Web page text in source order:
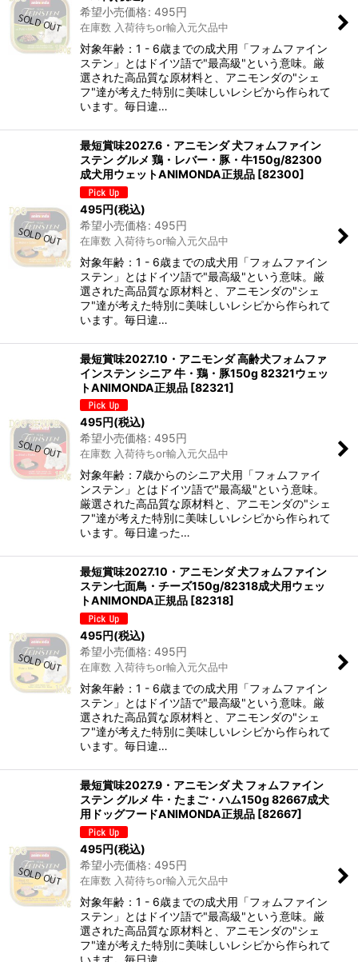
希望小売価格: 495円
在庫数 入荷待ちor輸入元欠品中
対象年齢：1 - 6歳までの成犬用「フォムファイン
ステン」とはドイツ語で"最高級"という意味。厳
選された高品質な原材料と、アニモンダの"シェ
フ"達が考えた特別に美味しいレシピから作られて
います。毎日違…
最短賞味2027.6・アニモンダ 犬フォムファイン
ステン グルメ 鶏・レバー・豚・牛150g/82300
成犬用ウェットANIMONDA正規品 [82300]
495円(税込)
希望小売価格: 495円
在庫数 入荷待ちor輸入元欠品中
対象年齢：1 - 6歳までの成犬用「フォムファイン
ステン」とはドイツ語で"最高級"という意味。厳
選された高品質な原材料と、アニモンダの"シェ
フ"達が考えた特別に美味しいレシピから作られて
います。毎日違…
最短賞味2027.10・アニモンダ 高齢犬フォムファ
インステン シニア 牛・鶏・豚150g 82321ウェッ
トANIMONDA正規品 [82321]
495円(税込)
希望小売価格: 495円
在庫数 入荷待ちor輸入元欠品中
対象年齢：7歳からのシニア犬用「フォムファイ
ンステン」とはドイツ語で"最高級"という意味。
厳選された高品質な原材料と、アニモンダの"シェ
フ"達が考えた特別に美味しいレシピから作られて
います。毎日違った…
最短賞味2027.10・アニモンダ 犬フォムファイン
ステン七面鳥・チーズ150g/82318成犬用ウェッ
トANIMONDA正規品 [82318]
495円(税込)
希望小売価格: 495円
在庫数 入荷待ちor輸入元欠品中
対象年齢：1 - 6歳までの成犬用「フォムファイン
ステン」とはドイツ語で"最高級"という意味。厳
選された高品質な原材料と、アニモンダの"シェ
フ"達が考えた特別に美味しいレシピから作られて
います。毎日違…
最短賞味2027.9・アニモンダ 犬 フォムファイン
ステン グルメ 牛・たまご・ハム150g 82667成犬
用ドッグフードANIMONDA正規品 [82667]
495円(税込)
希望小売価格: 495円
在庫数 入荷待ちor輸入元欠品中
対象年齢：1 - 6歳までの成犬用「フォムファイン
ステン」とはドイツ語で"最高級"という意味。厳
選された高品質な原材料と、アニモンダの"シェ
フ"達が考えた特別に美味しいレシピから作られて
います。毎日違…